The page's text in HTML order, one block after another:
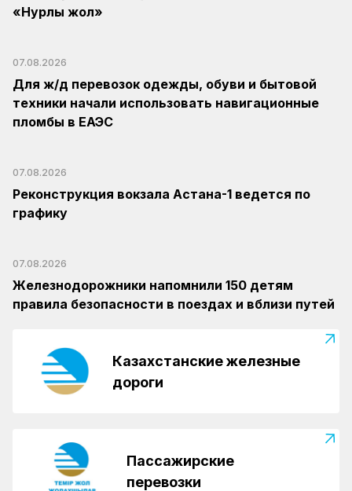
«Нурлы жол»
07.08.2026
Для ж/д перевозок одежды, обуви и бытовой
техники начали использовать навигационные
пломбы в ЕАЭС
07.08.2026
Реконструкция вокзала Астана-1 ведется по
графику
07.08.2026
Железнодорожники напомнили 150 детям
правила безопасности в поездах и вблизи путей
Казахстанские железные
дороги
Пассажирские
перевозки